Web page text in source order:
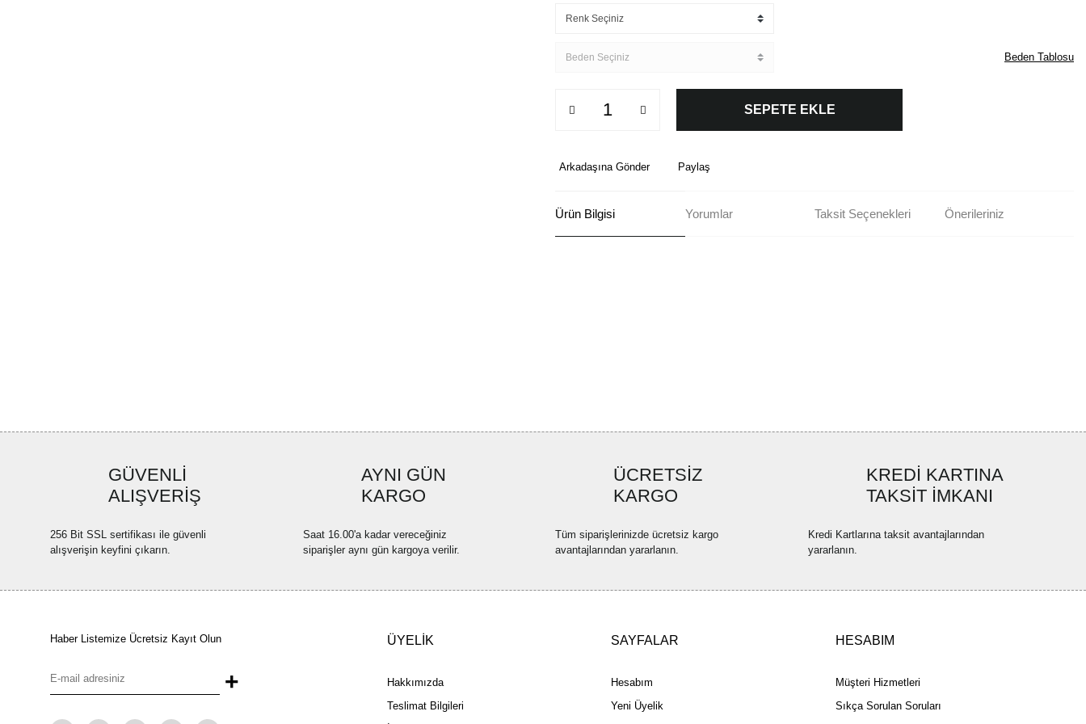
Beden Tablosu
SEPETE EKLE
Arkadaşına Gönder Paylaş
Ürün Bilgisi Yorumlar Taksit Seçenekleri Önerileriniz
Gönder
GÜVENLİ
ALIŞVERİŞ
256 Bit SSL sertifikası ile güvenli
alışverişin keyfini çıkarın.
AYNI GÜN
KARGO
Saat 16.00'a kadar vereceğiniz
siparişler aynı gün kargoya verilir.
ÜCRETSİZ
KARGO
Tüm siparişlerinizde ücretsiz kargo
avantajlarından yararlanın.
KREDİ KARTINA
TAKSİT İMKANI
Kredi Kartlarına taksit avantajlarından
yararlanın.
Haber Listemize Ücretsiz Kayıt Olun
+
ÜYELİK
Hakkımızda
Teslimat Bilgileri
SAYFALAR
Hesabım
Yeni Üyelik
HESABIM
Müşteri Hizmetleri
Sıkça Sorulan Soruları